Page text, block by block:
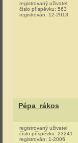
registrovaný uživatel
číslo příspěvku: 563
registrován: 12-2013
Pépa_rákos
registrovaný uživatel
číslo příspěvku: 23241
registrován: 1-2006